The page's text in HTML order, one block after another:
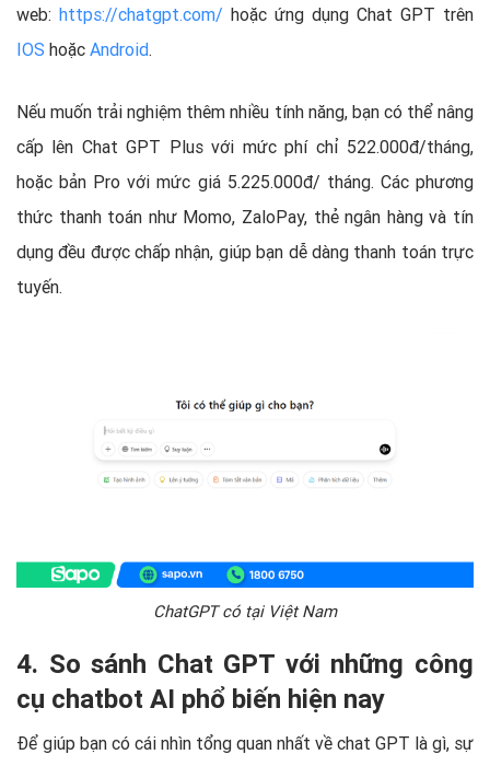
web: https://chatgpt.com/ hoặc ứng dụng Chat GPT trên
IOS hoặc Android.
Nếu muốn trải nghiệm thêm nhiều tính năng, bạn có thể nâng
cấp lên Chat GPT Plus với mức phí chỉ 522.000đ/tháng,
hoặc bản Pro với mức giá 5.225.000đ/ tháng. Các phương
thức thanh toán như Momo, ZaloPay, thẻ ngân hàng và tín
dụng đều được chấp nhận, giúp bạn dễ dàng thanh toán trực
tuyến.
ChatGPT có tại Việt Nam
4. So sánh Chat GPT với những công
cụ chatbot AI phổ biến hiện nay
Để giúp bạn có cái nhìn tổng quan nhất về chat GPT là gì, sự